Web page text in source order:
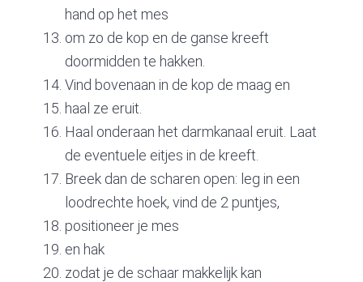
hand op het mes
om zo de kop en de ganse kreeft
doormidden te hakken.
Vind bovenaan in de kop de maag en
haal ze eruit.
Haal onderaan het darmkanaal eruit. Laat
de eventuele eitjes in de kreeft.
Breek dan de scharen open: leg in een
loodrechte hoek, vind de 2 puntjes,
positioneer je mes
en hak
zodat je de schaar makkelijk kan